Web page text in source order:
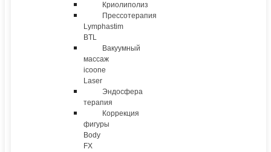
Криолиполиз
Прессотерапия
Lymphastim
BTL
Вакуумный
массаж
icoone
Laser
Эндосфера
терапия
Коррекция
фигуры
Body
FX